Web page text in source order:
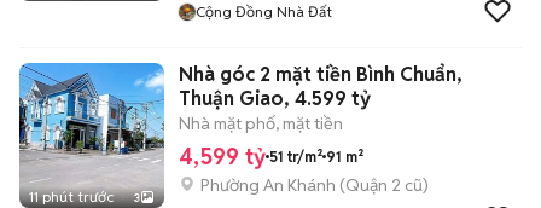
Cộng Đồng Nhà Đất
11 phút trước 3
Nhà góc 2 mặt tiền Bình Chuẩn,
Thuận Giao, 4.599 tỷ
Nhà mặt phố, mặt tiền
4,599 tỷ 51 tr/m² 91 m²
Phường An Khánh (Quận 2 cũ)